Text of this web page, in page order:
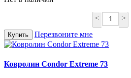
< >
Купить Перезвоните мне
Ковролин Condor Extreme 73